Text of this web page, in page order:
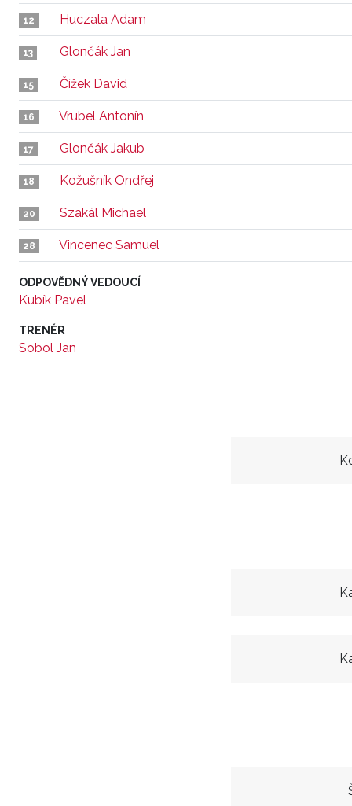
12 Huczala Adam
13 Glončák Jan
15 Čížek David
16 Vrubel Antonín
17 Glončák Jakub
18 Kožušník Ondřej
20 Szakál Michael
28 Vincenec Samuel
ODPOVĚDNÝ VEDOUCÍ
Kubík Pavel
TRENÉR
Sobol Jan